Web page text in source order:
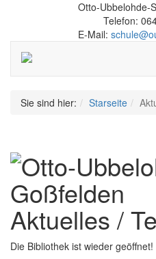
Otto-Ubbelohde-
Telefon:
E-Mail:
Sie sind hier: Starseite
Aktuelles /
Die Bibliothek ist wieder geöffnet!